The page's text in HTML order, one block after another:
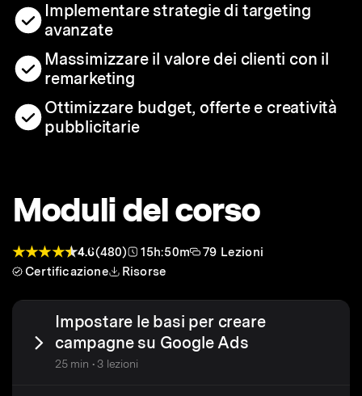
Implementare strategie di targeting
avanzate
Massimizzare il valore dei clienti con il
remarketing
Ottimizzare budget, offerte e creatività
pubblicitarie
Moduli del corso
4.6(480) 15h:50m
79 Lezioni
Certificazione
Risorse
Impostare le basi per creare
campagne su Google Ads
25 min • 3 lezioni